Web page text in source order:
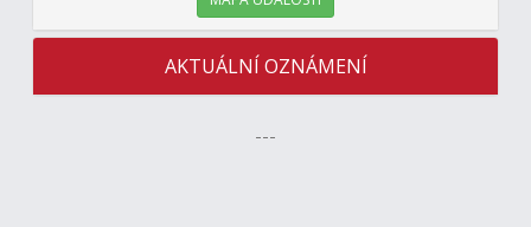
AKTUÁLNÍ OZNÁMENÍ
---